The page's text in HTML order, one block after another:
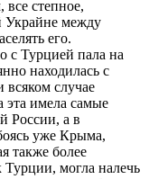
степное,
Украйне между
его.
с Турцией пала на
находилась с
всяком случае
эта имела самые
России, а в
уже Крыма,
также более
могла налечь